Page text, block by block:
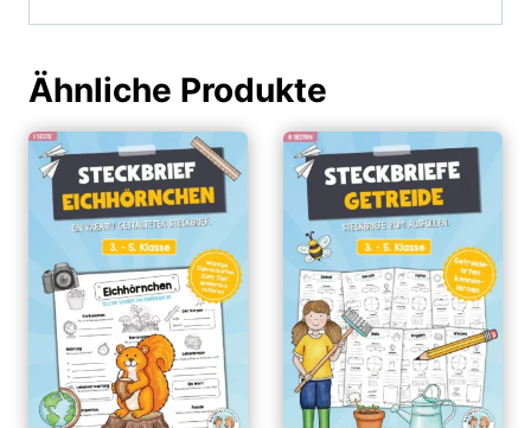
Ähnliche Produkte